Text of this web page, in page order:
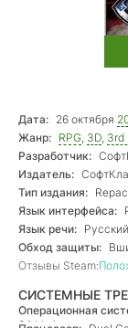
Дата: 26 октября
Жанр: RPG, 3D, 3rd
Разработчик:
Издатель:
Тип издания:
Язык интерфейса:
Язык речи: Русский
Обход защиты:
Отзывы Steam:
СИСТЕМНЫЕ
Операционная
64 bits);